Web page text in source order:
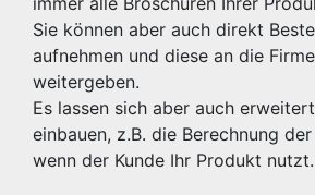
Sie können aber auch direkt
aufnehmen und diese an die
weitergeben.
Es lassen sich aber auch
einbauen, z.B. die Berechnung
wenn der Kunde Ihr Produkt nutzt.